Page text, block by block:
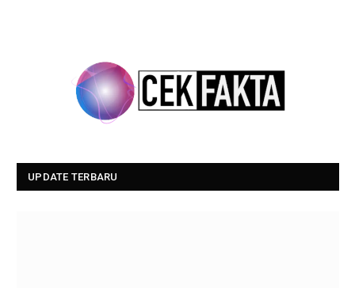
UPDATE TERBARU